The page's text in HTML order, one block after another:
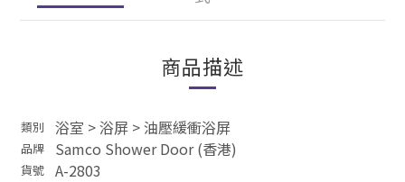
商品描述
類別 浴室 >浴屏 >油壓緩衝浴屏
品牌 Samco Shower Door (香港)
貨號 A-2803